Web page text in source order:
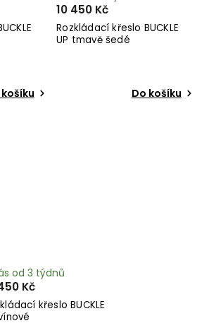
Rozkládací křeslo BUCKLE
UP tmavě šedé
10 450 Kč
Do košíku
křeslo BUCKLE
od 3 týdnů
Kč